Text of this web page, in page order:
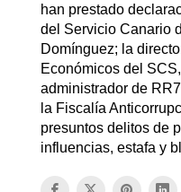
han prestado
del Servicio Canario
Domínguez; la
Económicos del
administrador de
la Fiscalía
presuntos delitos de
influencias, estafa y